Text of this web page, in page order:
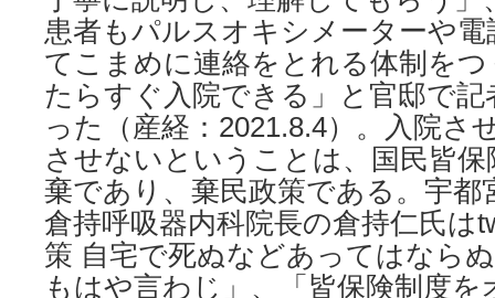
患者もパルスオキシメーターや
てこまめに連絡をとれる体制を
たらすぐ入院できる」と官邸で
った（産経：2021.8.4）。入院さ
させないということは、国民皆
棄であり、棄民政策である。宇都
倉持呼吸器内科院長の倉持仁氏は
策 自宅で死ぬなどあってはなら
もはや言わじ」、「皆保険制度